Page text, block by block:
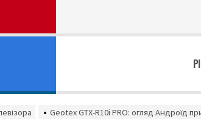
Geotex GTX-R10i PRO: огляд Андроїд